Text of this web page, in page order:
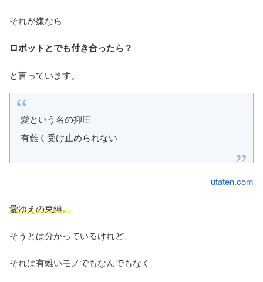
それが嫌なら
ロボットとでも付き合ったら？
と言っています。
愛という名の抑圧
有難く受け止められない
utaten.com
愛ゆえの束縛。
そうとは分かっているけれど、
それは有難いモノでもなんでもなく